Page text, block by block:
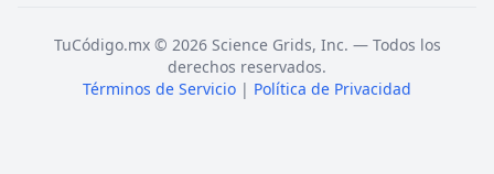
TuCódigo.mx © 2026 Science Grids, Inc. — Todos los
derechos reservados.
Términos de Servicio | Política de Privacidad